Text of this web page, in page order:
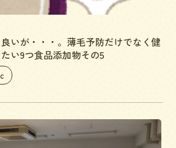
いが・・・。薄毛予防だけでなく健
い9つ食品添加物その5